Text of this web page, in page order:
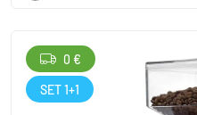
0 €
SET 1+1